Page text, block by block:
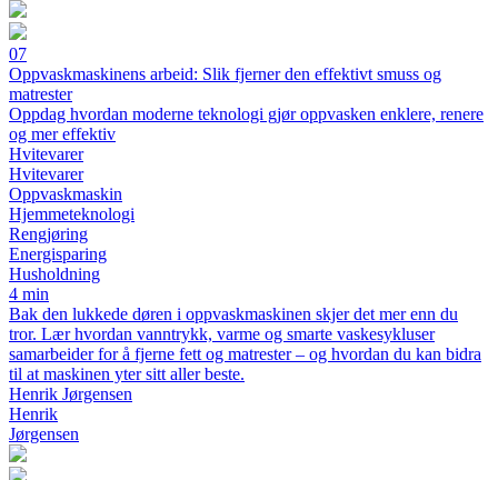
07
Oppvaskmaskinens arbeid: Slik fjerner den effektivt smuss og
matrester
Oppdag hvordan moderne teknologi gjør oppvasken enklere, renere
og mer effektiv
Hvitevarer
Hvitevarer
Oppvaskmaskin
Hjemmeteknologi
Rengjøring
Energisparing
Husholdning
4 min
Bak den lukkede døren i oppvaskmaskinen skjer det mer enn du
tror. Lær hvordan vanntrykk, varme og smarte vaskesykluser
samarbeider for å fjerne fett og matrester – og hvordan du kan bidra
til at maskinen yter sitt aller beste.
Henrik Jørgensen
Henrik
Jørgensen